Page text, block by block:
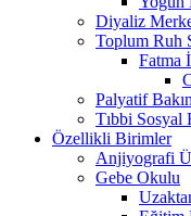
Diyaliz
Toplum Ruh
Fatma
Palyatif
Tıbbi
Özellikli Birimler
Anjiyografi
Gebe Okulu